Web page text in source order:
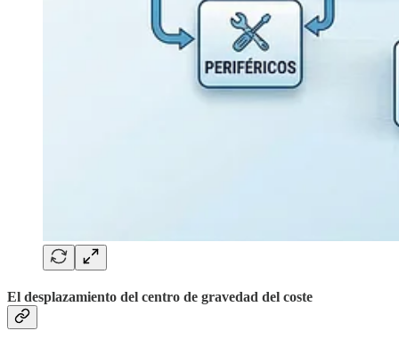
El desplazamiento del centro de gravedad del coste